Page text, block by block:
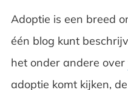
Adoptie is een breed
één blog kunt
het onder andere over
adoptie komt kijken,